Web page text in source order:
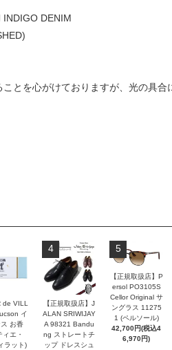
INDIGO DENIM
とを心がけておりますが、光の具
de VILL
イ
お香
ィエ・
ラット)
4
【正規取扱店】J
ALAN SRIWIJAY
A 98321 Bandu
ng ストレートチ
ップ ドレスシュ
5
【正規取扱店】P
ersol PO3105S
Cellor Original サ
ングラス 11275
1 (ペルソール)
42,700円(税込4
6,970円)